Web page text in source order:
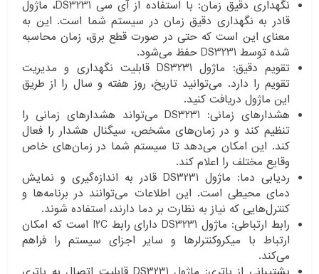
نگهداری دقیق زمان: با استفاده از آی سی DS3231، ماژول
قادر به نگهداری دقیق زمان در سیستم شما است. این به
معنای این است که حتی در صورت قطع برق، زمان محاسبه
شده توسط DS3231 حفظ می‌شود.
تقویم دقیق: ماژول DS3231 قابلیت نگهداری و مدیریت
تقویم را دارد. می‌توانید تاریخ، روز هفته و سال را از طریق
این ماژول دریافت کنید.
هشدارهای زمانی: DS3231 می‌تواند هشدارهای زمانی را
تنظیم کند و در زمان‌های مشخص، سیگنال هشدار را فعال
کند. این امکان می‌دهد تا سیستم شما در زمان‌های خاص
وقایع مختلف را اعلام کند.
ردیابی دما: ماژول DS3231 قادر به اندازه‌گیری و نمایش
دمای محیطی است. این اطلاعات می‌توانند در برنامه‌ها و
کنترل‌هایی که نیاز به نظارت بر دما دارند، استفاده شوند.
رابط ارتباطی: ماژول DS3231 دارای رابط I2C است که امکان
ارتباط با میکروکنترلرها و سایر اجزای سیستم را فراهم
می‌کند.